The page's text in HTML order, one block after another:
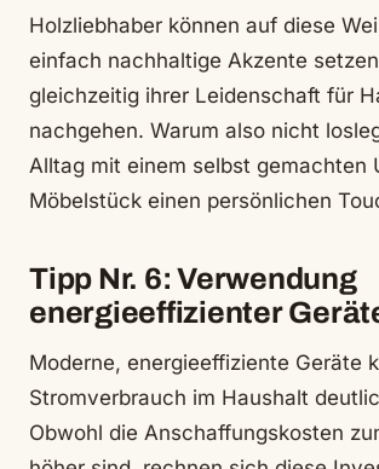
Holzliebhaber können auf diese
einfach nachhaltige Akzente
gleichzeitig ihrer Leidenschaft für
nachgehen. Warum also nicht
Alltag mit einem selbst gemachten
Möbelstück einen persönlichen
Tipp Nr. 6: Verwendung
energieeffizienter
Moderne, energieeffiziente Geräte
Stromverbrauch im Haushalt
Obwohl die Anschaffungskosten